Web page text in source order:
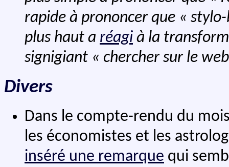
rapide à prononcer que «
plus haut a réagi à la
signigiant « chercher sur le
Divers
Dans le compte-rendu du
les économistes et les
inséré une remarque qui